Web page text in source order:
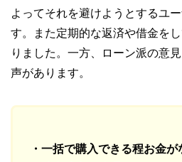
よってそれを避けようとするユ
す。また定期的な返済や借金を
りました。一方、ローン派の意
声があります。
・一括で購入できる程お金が